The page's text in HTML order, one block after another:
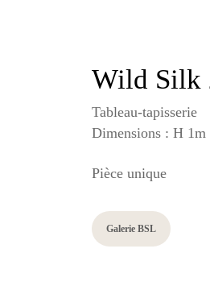
Wild Silk
Tableau-tapisserie
Dimensions : H
Pièce unique
Galerie BSL